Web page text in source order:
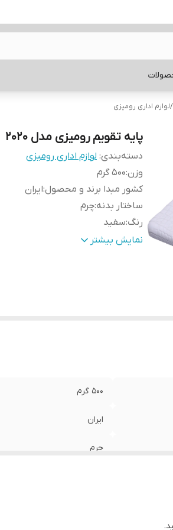
/لوازم اداری رومیزی
پایه تقویم رومیزی مدل ۲۰۲۰
دسته‌بندی: لوازم اداری رومیزی
وزن:500 گرم
کشور مبدا برند و محصول:ایران
ساختار بدنه:چرم
رنگ:سفید
ابعاد:180x220x20 میلی‌متر
نمایش بیشتر
500 گرم
ایران
چرم